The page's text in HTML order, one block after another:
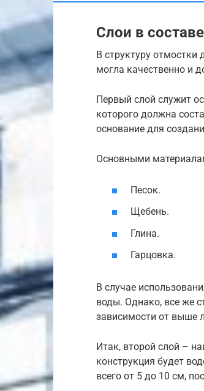
Слои в
В структуру
могла качественно и
Первый слой служит
которого должна
основание для
Основными
Песок.
Щебень.
Глина.
Гарцовка.
В случае
воды. Однако, все же
зависимости от выше
Итак, второй слой –
конструкция будет
всего от 5 до 10 см,